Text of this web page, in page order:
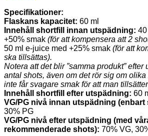
Specifikationer:
Flaskans kapacitet: 60 ml
Innehåll shortfill innan utspädning:
+50% smak (för att kompensera att 2
50 ml e-juice med +25% smak (för att
ska tillsättas).
Notera att det blir ”samma produkt” efter
antal shots, även om det rör sig om
inte får svagare smak för att man
Innehåll shortfill efter utspädning: 60
VG/PG nivå innan utspädning (enbart
30% PG
VG/PG nivå efter utspädning (med
rekommenderade shots): 70% VG,